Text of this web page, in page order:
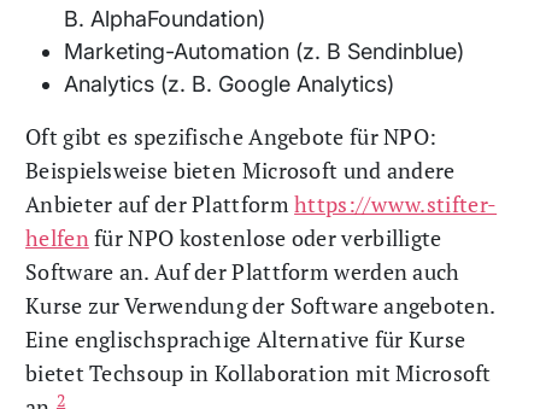
B. AlphaFoundation)
Marketing-Automation (z. B Sendinblue)
Analytics (z. B. Google Analytics)
Oft gibt es spezifische Angebote für NPO:
Beispielsweise bieten Microsoft und andere
Anbieter auf der Plattformhttps://www.stifter-
helfen für NPO kostenlose oder verbilligte
Software an. Auf der Plattform werden auch
Kurse zur Verwendung der Software angeboten.
Eine englischsprachige Alternative für Kurse
bietet Techsoup in Kollaboration mit Microsoft
2